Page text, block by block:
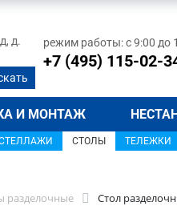
д.
режим работы: с 9:00 до
+7 (495) 115-02-
И МОНТАЖ
СТОЛЫ ТЕЛЕЖКИ
разделочные Стол